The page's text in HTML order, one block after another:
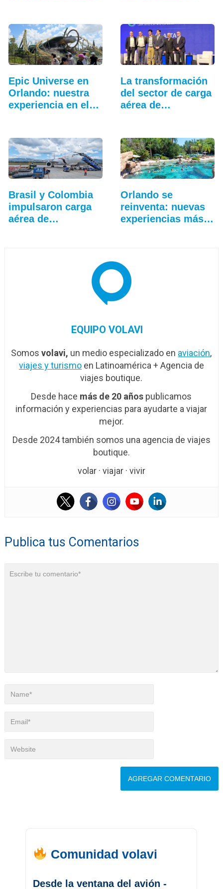
Epic Universe en
Orlando: nuestra
experiencia en el…
La transformación
del sector de carga
aérea de
Brasil y Colombia
impulsaron carga
aérea de…
Orlando se
reinventa: nuevas
experiencias más
EQUIPO VOLAVI
Somosvolavi, un medio especializado en aviación,
viajes y turismoen Latinoamérica + Agencia de
viajes boutique.
Desde hace más de 20 años publicamos
información y experiencias para ayudarte a viajar
mejor.
Desde 2024 también somos una agencia de viajes
boutique.
volar · viajar · vivir
Publica tus Comentarios
Comunidad volavi
Desde la ventana del avión -